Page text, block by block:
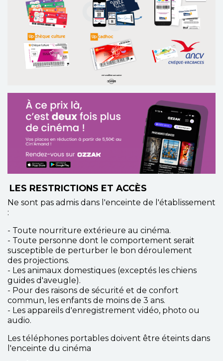
LES RESTRICTIONS ET ACCÈS
Ne sont pas admis dans l'enceinte de l'établissement
:
- Toute nourriture extérieure au cinéma.
- Toute personne dont le comportement serait
susceptible de perturber le bon déroulement
des projections.
- Les animaux domestiques (exceptés les chiens
guides d'aveugle).
- Pour des raisons de sécurité et de confort
commun, les enfants de moins de 3 ans.
- Les appareils d'enregistrement vidéo, photo ou
audio.
Les téléphones portables doivent être éteints dans
l'enceinte du cinéma